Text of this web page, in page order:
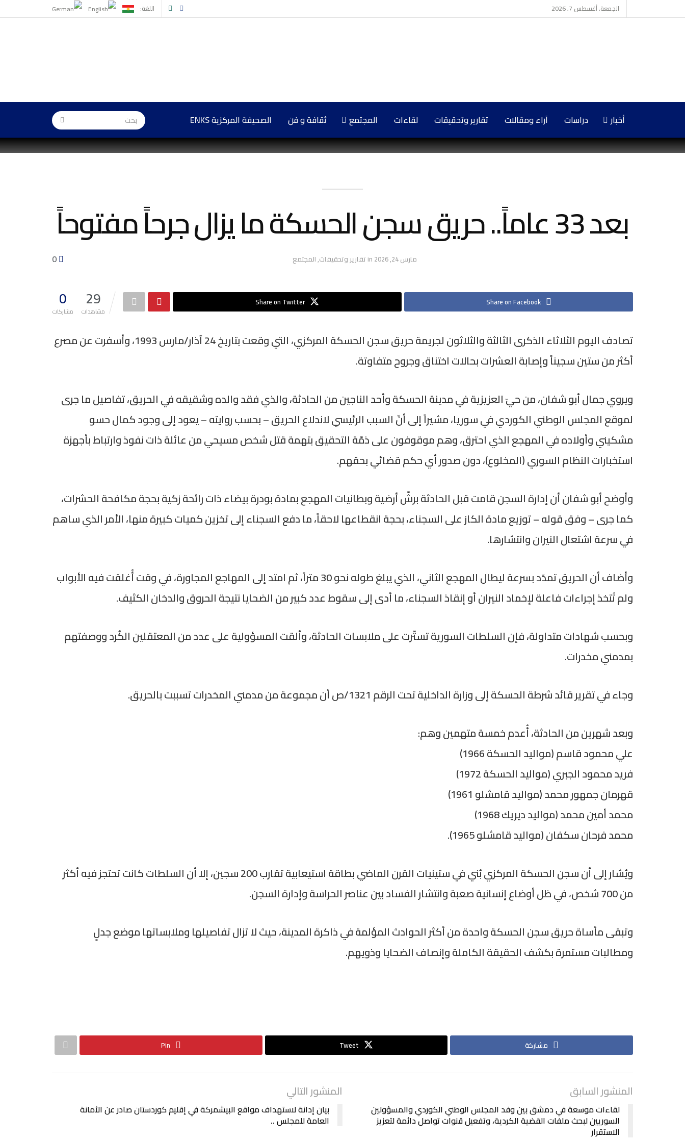
الجمعة, أغسطس 7, 2026 اللغة:
أخبار دراسات آراء ومقالات تقارير وتحقيقات لقاءات المجتمع ثقافة و فن الصحيفة المركزية ENKS
بعد 33 عاماً.. حريق سجن الحسكة ما يزال جرحاً مفتوحاً
مارس 24, 2026 in تقارير وتحقيقات,المجتمع
0
مشاركات
29
مشاهدات
Share on Facebook
Share on Twitter
تصادف اليوم الثلاثاء الذكرى الثالثة والثلاثون لجريمة حريق سجن الحسكة المركزي، التي وقعت بتاريخ 24 آذار/مارس 1993، وأسفرت عن مصرع
أكثر من ستين سجيناً وإصابة العشرات بحالات اختناق وجروح متفاوتة.
ويروي جمال أبو شفان، من حيّ العزيزية في مدينة الحسكة وأحد الناجين من الحادثة، والذي فقد والده وشقيقه في الحريق، تفاصيل ما جرى
لموقع المجلس الوطني الكوردي في سوريا، مشيراً إلى أنّ السبب الرئيسي لاندلاع الحريق – بحسب روايته – يعود إلى وجود كمال حسو
مشكيني وأولاده في المهجع الذي احترق، وهم موقوفون على ذمّة التحقيق بتهمة قتل شخص مسيحي من عائلة ذات نفوذ وارتباط بأجهزة
استخبارات النظام السوري (المخلوع)، دون صدور أي حكم قضائي بحقهم.
وأوضح أبو شفان أن إدارة السجن قامت قبل الحادثة برشّ أرضية وبطانيات المهجع بمادة بودرة بيضاء ذات رائحة زكية بحجة مكافحة الحشرات،
كما جرى – وفق قوله – توزيع مادة الكاز على السجناء، بحجة انقطاعها لاحقاً، ما دفع السجناء إلى تخزين كميات كبيرة منها، الأمر الذي ساهم
في سرعة اشتعال النيران وانتشارها.
وأضاف أن الحريق تمدّد بسرعة ليطال المهجع الثاني، الذي يبلغ طوله نحو 30 متراً، ثم امتد إلى المهاجع المجاورة، في وقت أُغلقت فيه الأبواب
ولم تُتخذ إجراءات فاعلة لإخماد النيران أو إنقاذ السجناء، ما أدى إلى سقوط عدد كبير من الضحايا نتيجة الحروق والدخان الكثيف.
وبحسب شهادات متداولة، فإن السلطات السورية تستّرت على ملابسات الحادثة، وألقت المسؤولية على عدد من المعتقلين الكُرد ووصفتهم
بمدمني مخدرات.
وجاء في تقرير قائد شرطة الحسكة إلى وزارة الداخلية تحت الرقم 1321/ص أن مجموعة من مدمني المخدرات تسببت بالحريق.
وبعد شهرين من الحادثة، أُعدم خمسة متهمين وهم:
علي محمود قاسم (مواليد الحسكة 1966)
فريد محمود الجبري (مواليد الحسكة 1972)
قهرمان جمهور محمد (مواليد قامشلو 1961)
محمد أمين محمد (مواليد ديريك 1968)
محمد فرحان سكفان (مواليد قامشلو 1965).
ويُشار إلى أن سجن الحسكة المركزي بُني في ستينيات القرن الماضي بطاقة استيعابية تقارب 200 سجين، إلا أن السلطات كانت تحتجز فيه أكثر
من 700 شخص، في ظل أوضاع إنسانية صعبة وانتشار الفساد بين عناصر الحراسة وإدارة السجن.
وتبقى مأساة حريق سجن الحسكة واحدة من أكثر الحوادث المؤلمة في ذاكرة المدينة، حيث لا تزال تفاصيلها وملابساتها موضع جدلٍ
ومطالبات مستمرة بكشف الحقيقة الكاملة وإنصاف الضحايا وذويهم.
مشاركة Tweet
Pin
المنشور السابق
لقاءات موسعة في دمشق بين وفد المجلس الوطني الكوردي والمسؤولين
السوريين لبحث ملفات القضية الكردية، وتفعيل قنوات تواصل دائمة لتعزيز
الاستقرار
المنشور التالي
بيان إدانة لاستهداف مواقع البيشمركة في إقليم كوردستان صادر عن الأمانة
العامة للمجلس ..